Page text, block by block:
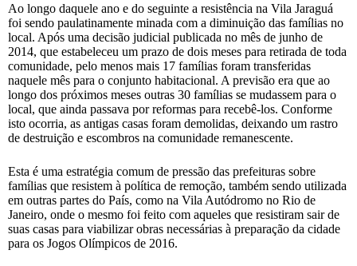
Ao longo daquele ano e do seguinte a resistência na Vila Jaraguá
foi sendo paulatinamente minada com a diminuição das famílias no
local. Após uma decisão judicial publicada no mês de junho de
2014, que estabeleceu um prazo de dois meses para retirada de toda
comunidade, pelo menos mais 17 famílias foram transferidas
naquele mês para o conjunto habitacional. A previsão era que ao
longo dos próximos meses outras 30 famílias se mudassem para o
local, que ainda passava por reformas para recebê-los. Conforme
isto ocorria, as antigas casas foram demolidas, deixando um rastro
de destruição e escombros na comunidade remanescente.
Esta é uma estratégia comum de pressão das prefeituras sobre
famílias que resistem à política de remoção, também sendo utilizada
em outras partes do País, como na Vila Autódromo no Rio de
Janeiro, onde o mesmo foi feito com aqueles que resistiram sair de
suas casas para viabilizar obras necessárias à preparação da cidade
para os Jogos Olímpicos de 2016.